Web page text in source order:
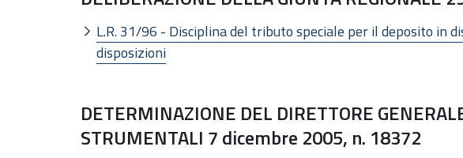
L.R. 31/96 - Disciplina del tributo speciale per il deposito in
disposizioni
DETERMINAZIONE DEL DIRETTORE
STRUMENTALI 7 dicembre 2005, n. 18372